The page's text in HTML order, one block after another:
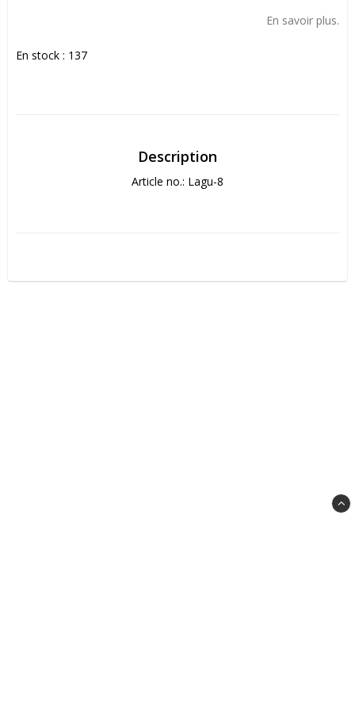
En savoir plus.
En stock : 137
Description
Article no.: Lagu-8